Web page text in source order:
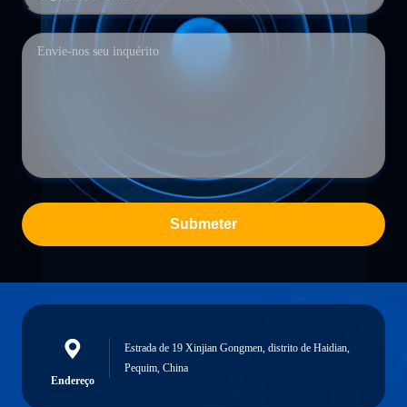
Submeter
Endereço
Estrada de 19 Xinjian Gongmen, distrito de Haidian,
Pequim, China